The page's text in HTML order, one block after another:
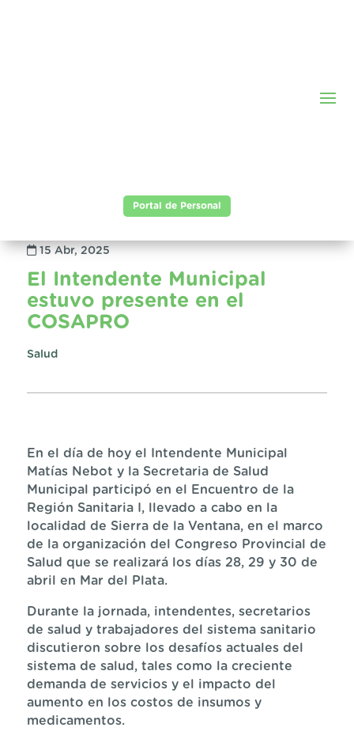
Portal de Personal
15 Abr, 2025
El Intendente Municipal
estuvo presente en el
COSAPRO
Salud
En el día de hoy el Intendente Municipal
Matías Nebot y la Secretaria de Salud
Municipal participó en el Encuentro de la
Región Sanitaria I, llevado a cabo en la
localidad de Sierra de la Ventana, en el marco
de la organización del Congreso Provincial de
Salud que se realizará los días 28, 29 y 30 de
abril en Mar del Plata.​
Durante la jornada, intendentes, secretarios
de salud y trabajadores del sistema sanitario
discutieron sobre los desafíos actuales del
sistema de salud, tales como la creciente
demanda de servicios y el impacto del
aumento en los costos de insumos y
medicamentos.​